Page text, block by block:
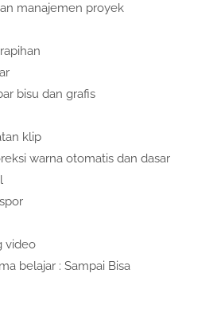
manajemen proyek
bisu dan grafis
klip
warna otomatis dan dasar
video
belajar : Sampai Bisa